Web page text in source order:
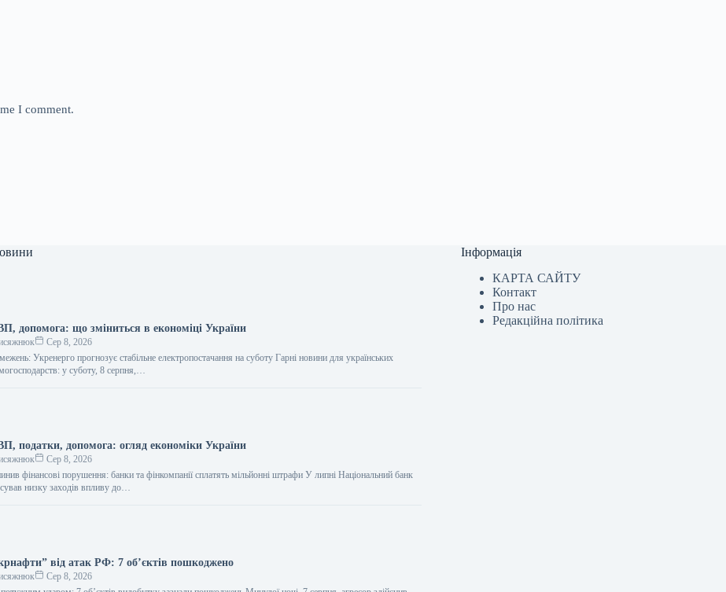
I comment.
допомога: що зміниться в економіці України
Сер 8, 2026
Укренерго прогнозує стабільне електропостачання на суботу Гарні новини для українських
у суботу, 8 серпня,…
податки, допомога: огляд економіки України
Сер 8, 2026
фінансові порушення: банки та фінкомпанії сплатять мільйонні штрафи У липні Національний банк
низку заходів впливу до…
від атак РФ: 7 об’єктів пошкоджено
Сер 8, 2026
Інформація
КАРТА САЙТУ
Контакт
Про нас
Редакційна політика